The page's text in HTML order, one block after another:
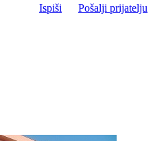
Ispiši Pošalji prijatelju